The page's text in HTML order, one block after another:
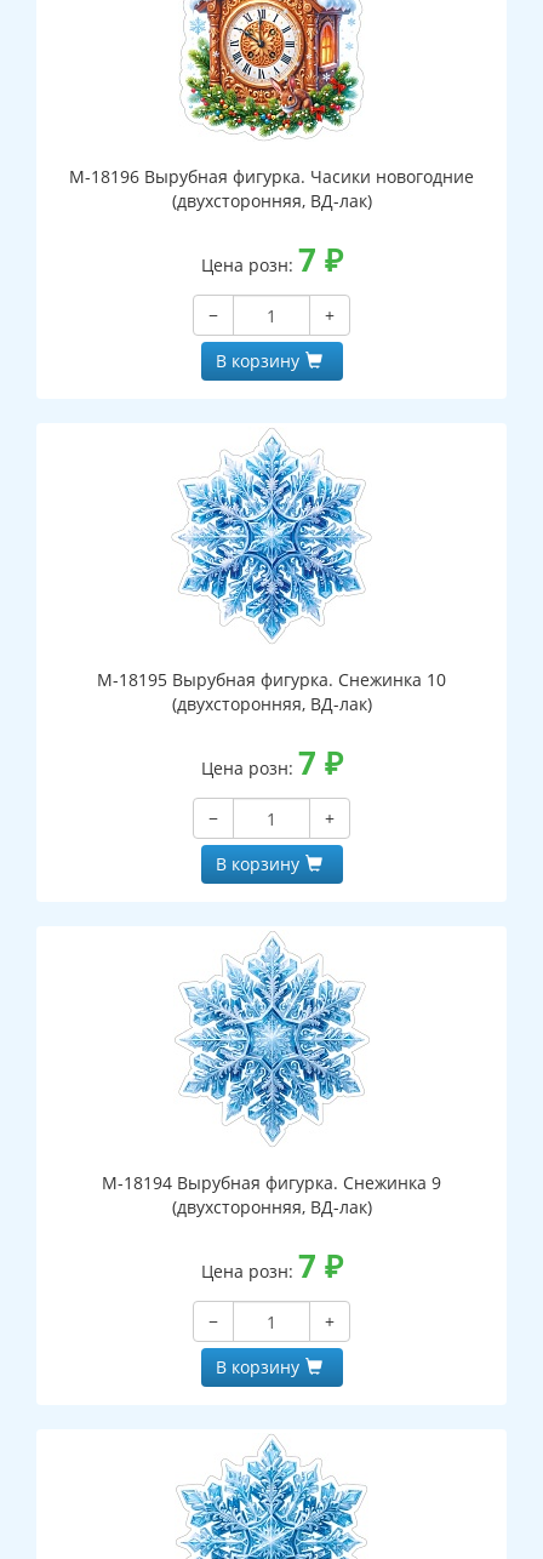
М-18196 Вырубная фигурка. Часики новогодние
(двухсторонняя, ВД-лак)
Цена розн: 7 ₽
−
+
В корзину
М-18195 Вырубная фигурка. Снежинка 10
(двухсторонняя, ВД-лак)
Цена розн: 7 ₽
−
+
В корзину
М-18194 Вырубная фигурка. Снежинка 9
(двухсторонняя, ВД-лак)
Цена розн: 7 ₽
−
+
В корзину